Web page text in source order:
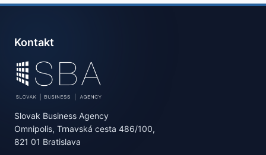
Kontakt
Slovak Business Agency
Omnipolis, Trnavská cesta 486/100,
821 01 Bratislava